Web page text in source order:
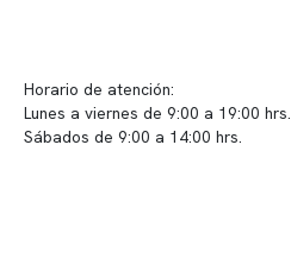
Horario de atención:
Lunes a viernes de 9:00 a 19:00 hrs.
Sábados de 9:00 a 14:00 hrs.